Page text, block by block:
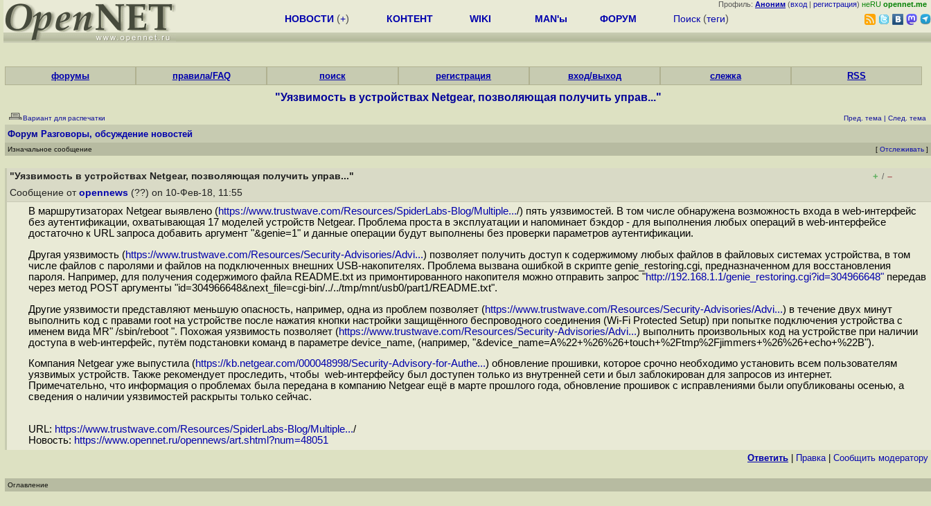
Профиль: Аноним (вход | регистрация) неRU opennet.me
НОВОСТИ (+) КОНТЕНТ WIKI MAN'ы ФОРУМ Поиск (теги)
форумы правила/FAQ поиск регистрация вход/выход слежка RSS
"Уязвимость в устройствах Netgear, позволяющая получить управ..."
Вариант для распечатки Пред. тема | След. тема
Форум Разговоры, обсуждение новостей
Изначальное сообщение [ Отслеживать ]
"Уязвимость в устройствах Netgear, позволяющая получить управ..." + / –
Сообщение от opennews (??) on 10-Фев-18, 11:55
В маршрутизаторах Netgear выявленo (https://www.trustwave.com/Resources/SpiderLabs-Blog/Multiple.../) пять уязвимостей. В том числе обнаружена возможность входа в web-интерфейс
без аутентификации, охватывающая 17 моделей устройств Netgear. Проблема проста в эксплуатации и напоминает бэкдор - для выполнения любых операций в web-интерфейсе
достаточно к URL запроса добавить аргумент "&genie=1" и данные операции будут выполнены без проверки параметров аутентификации.
Другая уязвимость (https://www.trustwave.com/Resources/Security-Advisories/Advi...) позволяет получить доступ к содержимому любых файлов в файловых системах устройства, в том
числе файлов с паролями и файлов на подключенных внешних USB-накопителях. Проблема вызвана ошибкой в скрипте genie_restoring.cgi, предназначенном для восстановления
пароля. Например, для получения содержимого файла README.txt из примонтированного накопителя можно отправить запрос "http://192.168.1.1/genie_restoring.cgi?id=304966648"передав
через метод POST аргументы "id=304966648&next_file=cgi-bin/../../tmp/mnt/usb0/part1/README.txt".
Другие уязвимости представляют меньшую опасность, например, одна из проблем позволяет (https://www.trustwave.com/Resources/Security-Advisories/Advi...) в течение двух минут
выполнить код c правами root на устройстве после нажатия кнопки настройки защищённого беспроводного соединения (Wi-Fi Protected Setup) при попытке подключения устройства с
именем вида MR" /sbin/reboot ". Похожая уязвимость позволяет (https://www.trustwave.com/Resources/Security-Advisories/Advi...) выполнить произвольных код на устройстве при наличии
доступа в web-интерфейс, путём подстановки команд в параметре device_name, (например, "&device_name=A%22+%26%26+touch+%2Ftmp%2Fjimmers+%26%26+echo+%22B").
Компания Netgear уже выпустила (https://kb.netgear.com/000048998/Security-Advisory-for-Authe...) обновление прошивки, которое срочно необходимо установить всем пользователям
уязвимых устройств. Также рекомендует проследить, чтобы web-интерфейсу был доступен только из внутренней сети и был заблокирован для запросов из интернет.
Примечательно, что информация о проблемах была передана в компанию Netgear ещё в марте прошлого года, обновление прошивок с исправлениями были опубликованы осенью, а
сведения о наличии уязвимостей раскрыты только сейчас.
URL: https://www.trustwave.com/Resources/SpiderLabs-Blog/Multiple.../
Новость: https://www.opennet.ru/opennews/art.shtml?num=48051
Ответить Правка| Cообщить модератору
Оглавление